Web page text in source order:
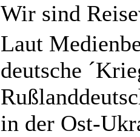
Wir sind
Laut
deutsche
in der Ost-